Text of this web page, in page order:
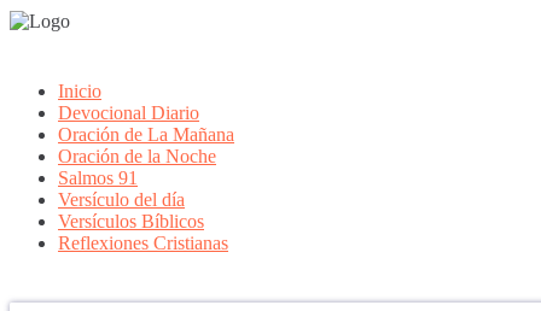
Inicio
Devocional Diario
Oración de La Mañana
Oración de la Noche
Salmos 91
Versículo del día
Versículos Bíblicos
Reflexiones Cristianas